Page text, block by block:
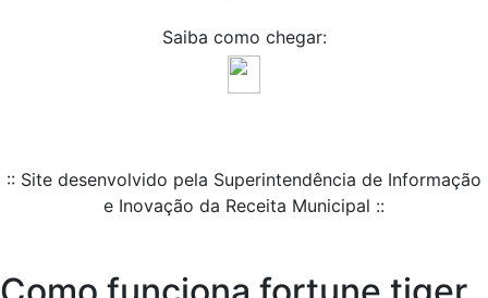
Saiba como chegar:
:: Site desenvolvido pela Superintendência de Informação
e Inovação da Receita Municipal ::